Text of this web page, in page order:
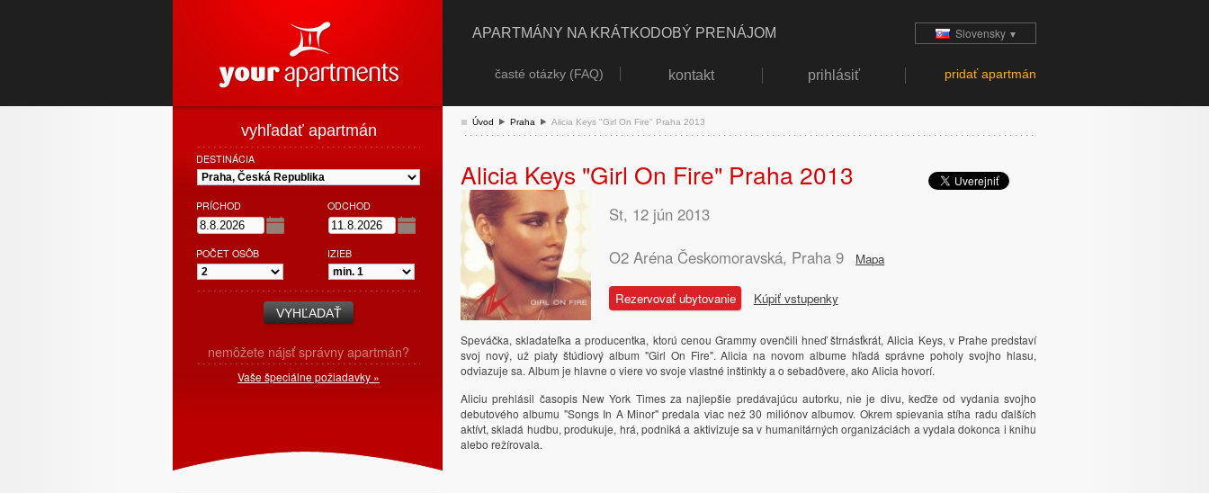
APARTMÁNY NA KRÁTKODOBÝ PRENÁJOM Slovensky ▼
časté otázky (FAQ) kontakt prihlásiť pridať apartmán
Úvod Praha Alicia Keys "Girl On Fire" Praha 2013
Alicia Keys "Girl On Fire" Praha 2013
St, 12 jún 2013
O2 Aréna Českomoravská, Praha 9
Mapa
Rezervovať ubytovanie Kúpiť vstupenky
Speváčka, skladateľka a producentka, ktorú cenou Grammy ovenčili hneď štrnásťkrát, Alicia Keys, v Prahe predstaví
svoj nový, už piaty štúdiový album "Girl On Fire". Alicia na novom albume hľadá správne poholy svojho hlasu,
odviazuje sa. Album je hlavne o viere vo svoje vlastné inštinkty a o sebadôvere, ako Alicia hovorí.
Aliciu prehlásil časopis New York Times za najlepšie predávajúcu autorku, nie je divu, keďže od vydania svojho
debutového albumu "Songs In A Minor" predala viac než 30 miliónov albumov. Okrem spievania stíha radu ďalších
aktívt, skladá hudbu, produkuje, hrá, podniká a aktivizuje sa v humanitárných organizáciách a vydala dokonca i knihu
alebo režírovala.
vyhľadať apartmán
DESTINÁCIA
PRÍCHOD ODCHOD
POČET OSÔB IZIEB
nemôžete nájsť správny apartmán?
Vaše špeciálne požiadavky »